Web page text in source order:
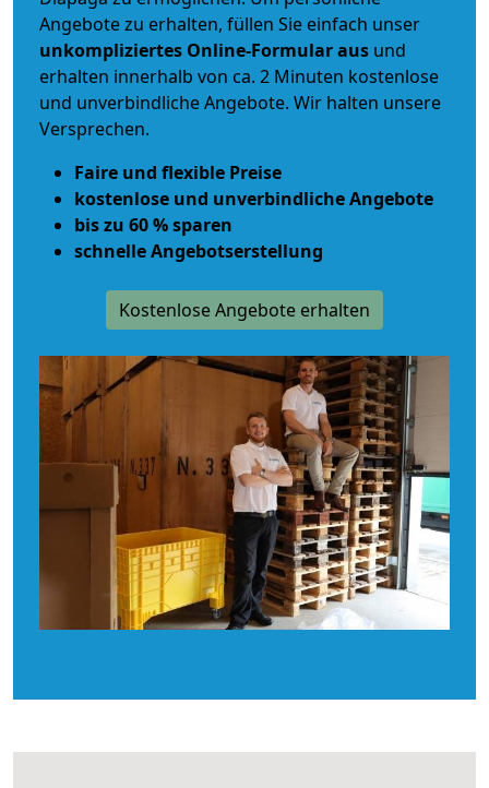
Angebote zu erhalten, füllen Sie einfach unser
unkompliziertes Online-Formular aus und
erhalten innerhalb von ca. 2 Minuten kostenlose
und unverbindliche Angebote. Wir halten unsere
Versprechen.
Faire und flexible Preise
kostenlose und unverbindliche Angebote
bis zu 60 % sparen
schnelle Angebotserstellung
Kostenlose Angebote erhalten